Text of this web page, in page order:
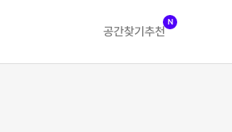
공간찾기 추천
N